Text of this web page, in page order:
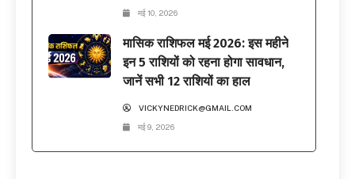
मई 10, 2026
मासिक राशिफल मई 2026: इस महीने
इन 5 राशियों को रहना होगा सावधान,
जानें सभी 12 राशियों का हाल
VICKYNEDRICK@GMAIL.COM
मई 9, 2026